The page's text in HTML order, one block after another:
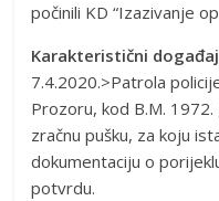
počinili KD “Izazivanje
Karakteristični
7.4.2020.>Patrola
Prozoru, kod B.M.
zračnu pušku, za koju
dokumentaciju o
potvrdu.